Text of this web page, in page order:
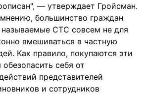
— утверждает Гройсман.
большинство граждан
СТС совсем не для
вмешиваться в частную
Как правило, покупаются эти
себя от
представителей
и сотрудников